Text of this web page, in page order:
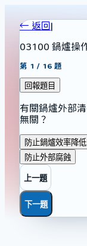
← 返回|
03100 鍋爐操
第 1 / 16 題
回報題目
有關鍋爐外部
無關？
防止鍋爐效率降低
防止外部腐蝕
上一題
下一題